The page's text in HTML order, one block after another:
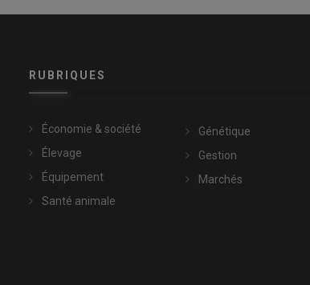
proposition de sa coopérative d’approvisionnement,
fait état de recherche sur deux types de mycotoxines, le
mais pas beaucoup. »
les valoriser au mieux
RUBRIQUES
Économie & société
Élevage
Équipement
Santé animale
Génétique
Gestion
Marchés